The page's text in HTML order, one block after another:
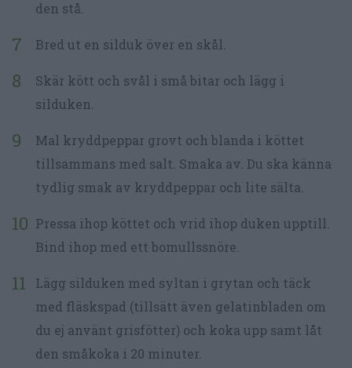
den stå.
Bred ut en silduk över en skål.
Skär kött och svål i små bitar och lägg i
silduken.
Mal kryddpeppar grovt och blanda i köttet
tillsammans med salt. Smaka av. Du ska känna
tydlig smak av kryddpeppar och lite sälta.
Pressa ihop köttet och vrid ihop duken upptill.
Bind ihop med ett bomullssnöre.
Lägg silduken med syltan i grytan och täck
med fläskspad (tillsätt även gelatinbladen om
du ej använt grisfötter) och koka upp samt låt
den småkoka i 20 minuter.